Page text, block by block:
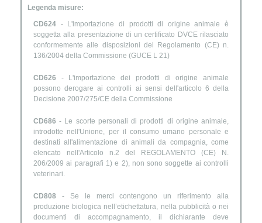
Legenda misure:
CD624 - L'importazione di prodotti di origine animale è
soggetta alla presentazione di un certificato DVCE rilasciato
conformemente alle disposizioni del Regolamento (CE) n.
136/2004 della Commissione (GUCE L 21)
CD626 - L'importazione dei prodotti di origine animale
possono derogare ai controlli ai sensi dell'articolo 6 della
Decisione 2007/275/CE della Commissione
CD686 - Le scorte personali di prodotti di origine animale,
introdotte nell'Unione, per il consumo umano personale e
destinati all'alimentazione di animali da compagnia, come
elencato nell'Articolo n.2 del REGOLAMENTO (CE) N.
206/2009 ai paragrafi 1) e 2), non sono soggette ai controlli
veterinari.
CD808 - Se le merci contengono un riferimento alla
produzione biologica nell’etichettatura, nella pubblicità o nei
documenti di accompagnamento, il dichiarante deve